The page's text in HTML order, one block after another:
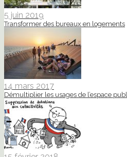
5 juin 2019
Transformer des bureaux en logements
14 mars 2017
Démultiplier les usages de l’espace